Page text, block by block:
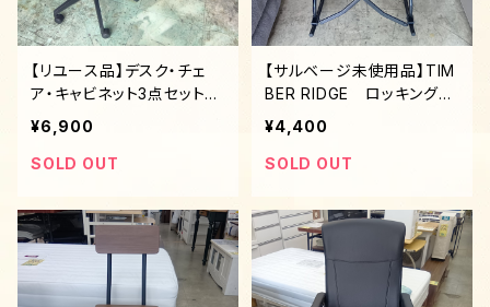
【リユース品】デスク・チェ
ア・キャビネット3点セット
単品販売不可
¥6,900
SOLD OUT
【サルベージ未使用品】TIM
BER RIDGE ロッキングチ
ェア 未使用品
¥4,400
SOLD OUT